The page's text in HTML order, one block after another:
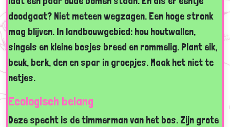
doodgaat? Niet meteen wegzagen. Een hoge stronk
mag blijven. In landbouwgebied: hou houtwallen,
singels en kleine bosjes breed en rommelig. Plant eik,
beuk, berk, den en spar in groepjes. Maak het niet te
netjes.
Ecologisch belang
Deze specht is de timmerman van het bos. Zijn grote